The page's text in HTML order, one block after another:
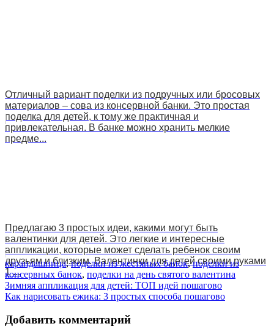
Отличный вариант поделки из подручных или бросовых
материалов – сова из консервной банки. Это простая
поделка для детей, к тому же практичная и
привлекательная. В банке можно хранить мелкие
предме...
Предлагаю 3 простых идеи, какими могут быть
валентинки для детей. Это легкие и интересные
аппликации, которые может сделать ребенок своим
друзьям и близким. Валентинки для детей своими руками
1 ...
карандашница,поделки из жестяных банок,поделки из
консервных банок, поделки на день святого валентина
Навигация
по
записям
Зимняя аппликация для детей: ТОП идей пошагово
Как нарисовать ежика: 3 простых способа пошагово
Добавить комментарий